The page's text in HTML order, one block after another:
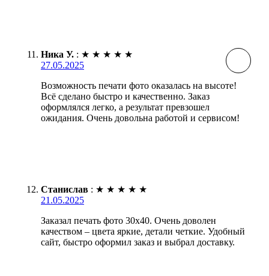
Ника У. : ★ ★ ★ ★ ★
27.05.2025
Возможность печати фото оказалась на высоте!
Всё сделано быстро и качественно. Заказ
оформлялся легко, а результат превзошел
ожидания. Очень довольна работой и сервисом!
Станислав : ★ ★ ★ ★ ★
21.05.2025
Заказал печать фото 30х40. Очень доволен
качеством – цвета яркие, детали четкие. Удобный
сайт, быстро оформил заказ и выбрал доставку.